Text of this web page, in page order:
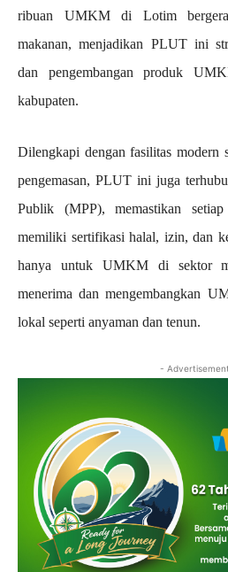
ribuan UMKM di Lotim
makanan, menjadikan PLUT ini
dan pengembangan produk
kabupaten.
Dilengkapi dengan fasilitas modern
pengemasan, PLUT ini juga
Publik (MPP), memastikan
memiliki sertifikasi halal, izin, dan
hanya untuk UMKM di sektor
menerima dan mengembangkan
lokal seperti anyaman dan tenun.
-